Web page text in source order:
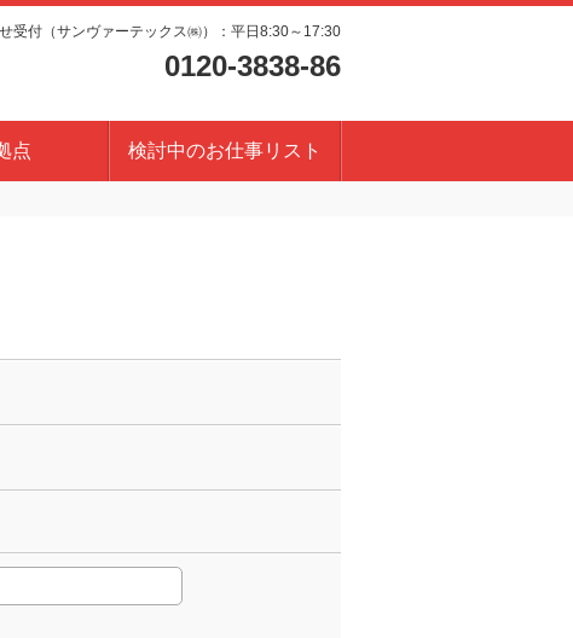
受付（サンヴァーテックス㈱）：平日8:30～17:30
0120-3838-86
点 検討中のお仕事リスト